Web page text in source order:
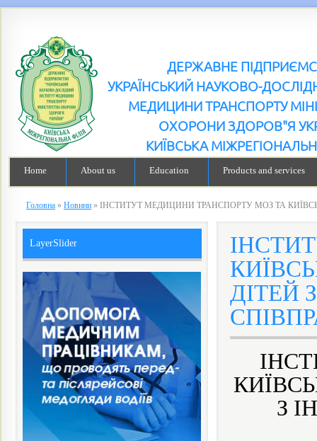
ДЕРЖАВНЕ
УКРАЇНСЬКИЙ НАУКОВО-
МЕДИЦИНИ ТРАНСПОРТУ
ОХОРОНИ ЗДОРОВ"Я
КИЇВСЬКА
Home About us Education Products and services
Головна » Новини » ІНСТИТУТ МЕДИЦИНИ ТРАНСПОРТУ МОЗ ТА
ДІТЕЙ
З
LayerSlider